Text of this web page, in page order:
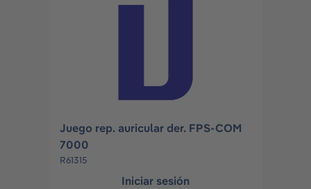
Juego rep. auricular der. FPS-COM
7000
R61315
Iniciar sesión